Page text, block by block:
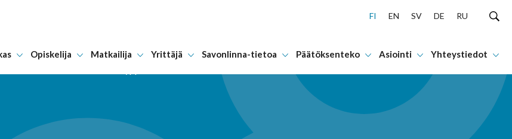
FI EN SV DE RU
Opiskelija Matkailija Yrittäjä Savonlinna-tietoa Päätöksenteko Asiointi Yhteystiedot